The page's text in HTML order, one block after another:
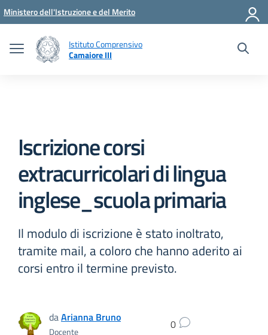
Vai ai contenuti
Vai al menu di navigazione
Vai al footer
Ministero dell'Istruzione e del Merito
Istituto Comprensivo
Camaiore III
Iscrizione corsi
extracurricolari di lingua
inglese_scuola primaria
Il modulo di iscrizione è stato inoltrato,
tramite mail, a coloro che hanno aderito ai
corsi entro il termine previsto.
daArianna Bruno
Docente 0